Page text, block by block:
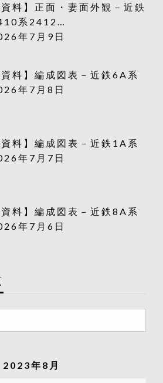
資料】正面・妻面外観－近鉄
系2412…
年7月9日
資料】編成図表－近鉄6A系
年7月8日
資料】編成図表－近鉄1A系
年7月7日
資料】編成図表－近鉄8A系
年7月6日
2023年8月